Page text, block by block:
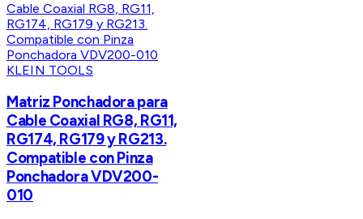
KLEIN TOOLS
Matriz Ponchadora para
Cable Coaxial RG8, RG11,
RG174, RG179 y RG213.
Compatible con Pinza
Ponchadora VDV200-
010